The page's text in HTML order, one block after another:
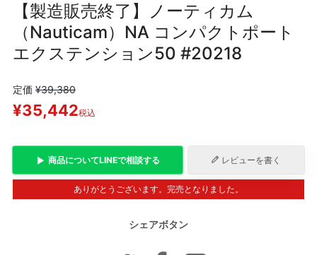
【製造販売終了】ノーティカム
（Nauticam）NA コンパクトポート
エクステンション50 #20218
定価 ¥39,380
¥35,442税込
商品についてLINEで相談する レビューを書く
ありがとうございます。完売となりました。
シェアボタン